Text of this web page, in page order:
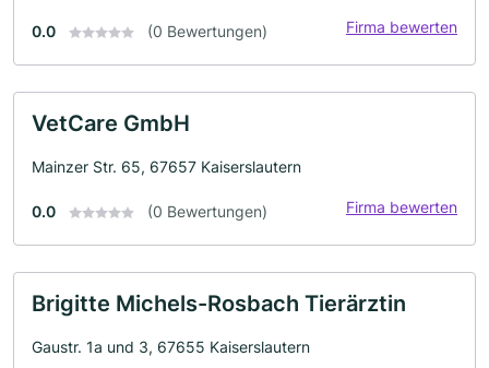
0.0 (0 Bewertungen) Firma bewerten
VetCare GmbH
Mainzer Str. 65, 67657 Kaiserslautern
0.0 (0 Bewertungen) Firma bewerten
Brigitte Michels-Rosbach Tierärztin
Gaustr. 1a und 3, 67655 Kaiserslautern